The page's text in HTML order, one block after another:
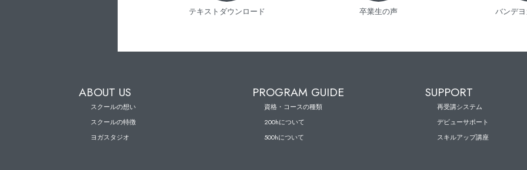
テキストダウンロード 卒業生の声 バンデ
ABOUT US
スクールの想い
スクールの特徴
ヨガスタジオ
PROGRAM GUIDE
資格・コースの種類
200hについて
500hについて
SUPPORT
再受講システム
デビューサポート
スキルアップ講座